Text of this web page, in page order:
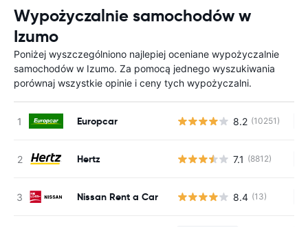
Wypożyczalnie samochodów w
Izumo
Poniżej wyszczególniono najlepiej oceniane wypożyczalnie
samochodów w Izumo. Za pomocą jednego wyszukiwania
porównaj wszystkie opinie i ceny tych wypożyczalni.
Europcar 8.2 (10251)
Hertz 7.1 (8812)
Nissan Rent a Car 8.4 (13)